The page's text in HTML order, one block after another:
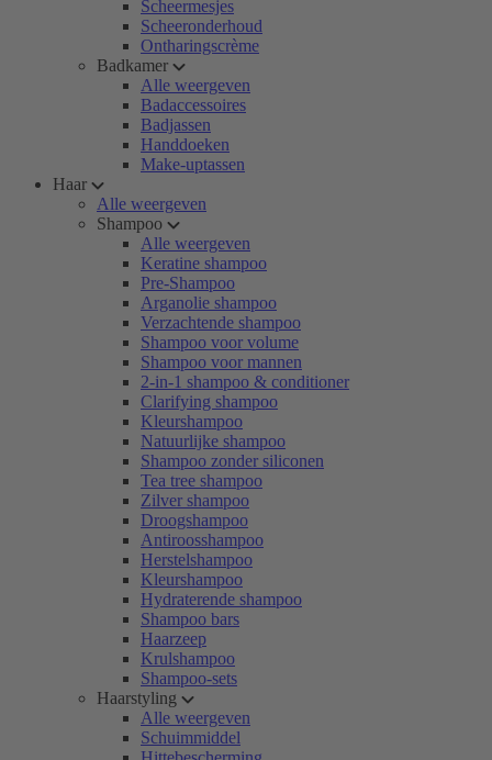
Scheermesjes
Scheeronderhoud
Ontharingscrème
Badkamer
Alle weergeven
Badaccessoires
Badjassen
Handdoeken
Make-uptassen
Haar
Alle weergeven
Shampoo
Alle weergeven
Keratine shampoo
Pre-Shampoo
Arganolie shampoo
Verzachtende shampoo
Shampoo voor volume
Shampoo voor mannen
2-in-1 shampoo & conditioner
Clarifying shampoo
Kleurshampoo
Natuurlijke shampoo
Shampoo zonder siliconen
Tea tree shampoo
Zilver shampoo
Droogshampoo
Antiroosshampoo
Herstelshampoo
Kleurshampoo
Hydraterende shampoo
Shampoo bars
Haarzeep
Krulshampoo
Shampoo-sets
Haarstyling
Alle weergeven
Schuimmiddel